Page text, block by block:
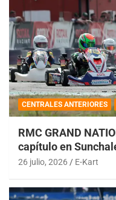
CENTRALES ANTERIORES
RMC GRAND
capítulo en
26 julio, 2026 E-Kart